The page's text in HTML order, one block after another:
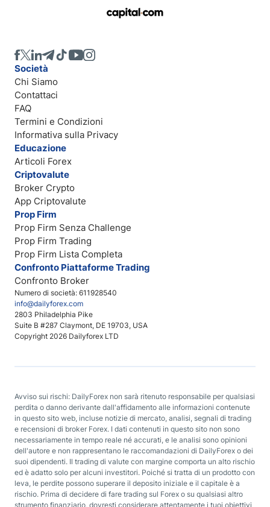
Numero di società: 611928540
info@dailyforex.com
2803 Philadelphia Pike
Suite B #287 Claymont, DE 19703, USA
Copyright 2026 Dailyforex LTD
Società
Chi Siamo
Contattaci
FAQ
Termini e Condizioni
Informativa sulla Privacy
Educazione
Articoli Forex
Criptovalute
Broker Crypto
App Criptovalute
Prop Firm
Prop Firm Senza Challenge
Prop Firm Trading
Prop Firm Lista Completa
Confronto Piattaforme Trading
Confronto Broker
Avviso sui rischi: DailyForex non sarà ritenuto responsabile per qualsiasi
perdita o danno derivante dall'affidamento alle informazioni contenute
in questo sito web, incluse notizie di mercato, analisi, segnali di trading
e recensioni di broker Forex. I dati contenuti in questo sito non sono
necessariamente in tempo reale né accurati, e le analisi sono opinioni
dell'autore e non rappresentano le raccomandazioni di DailyForex o dei
suoi dipendenti. Il trading di valute con margine comporta un alto rischio
ed è adatto solo per alcuni investitori. Poiché si tratta di un prodotto con
leva, le perdite possono superare il deposito iniziale e il capitale è a
rischio. Prima di decidere di fare trading sul Forex o su qualsiasi altro
strumento finanziario, dovresti considerare attentamente i tuoi obiettivi